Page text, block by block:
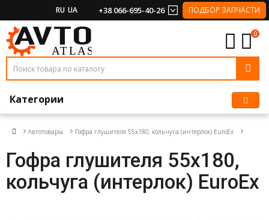
RU UA +38 066-695-40-26 ПОДБОР ЗАПЧАСТИ
0
Категории
Автотовары Гофра глушителя 55x180, кольчуга (интерлок) EuroEx
Гофра глушителя 55x180,
кольчуга (интерлок) EuroEx